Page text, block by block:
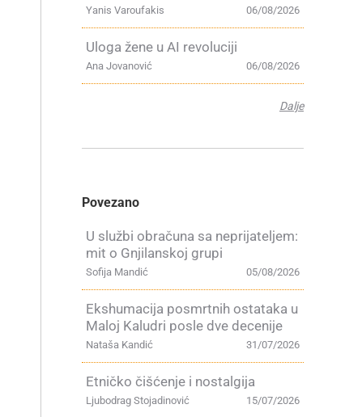
06/08/2026
Yanis Varoufakis
Uloga žene u AI revoluciji
06/08/2026
Ana Jovanović
Dalje
Povezano
U službi obračuna sa neprijateljem:
mit o Gnjilanskoj grupi
05/08/2026
Sofija Mandić
Ekshumacija posmrtnih ostataka u
Maloj Kaludri posle dve decenije
31/07/2026
Nataša Kandić
Etničko čišćenje i nostalgija
15/07/2026
Ljubodrag Stojadinović